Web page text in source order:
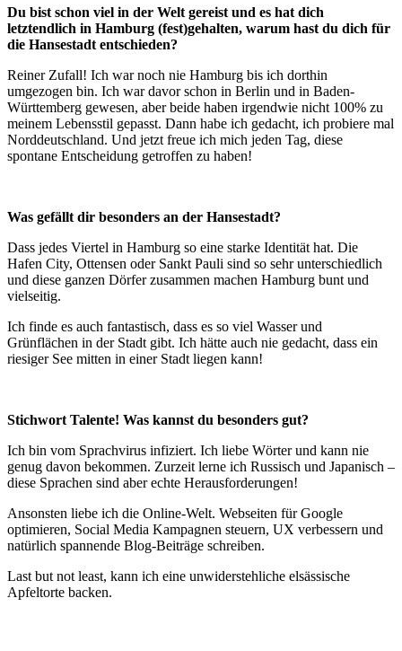
Du bist schon viel in der Welt gereist und es hat dich
letztendlich in Hamburg (fest)gehalten, warum hast du dich für
die Hansestadt entschieden?
Reiner Zufall! Ich war noch nie Hamburg bis ich dorthin
umgezogen bin. Ich war davor schon in Berlin und in Baden-
Württemberg gewesen, aber beide haben irgendwie nicht 100% zu
meinem Lebensstil gepasst. Dann habe ich gedacht, ich probiere mal
Norddeutschland. Und jetzt freue ich mich jeden Tag, diese
spontane Entscheidung getroffen zu haben!
Was gefällt dir besonders an der Hansestadt?
Dass jedes Viertel in Hamburg so eine starke Identität hat. Die
Hafen City, Ottensen oder Sankt Pauli sind so sehr unterschiedlich
und diese ganzen Dörfer zusammen machen Hamburg bunt und
vielseitig.
Ich finde es auch fantastisch, dass es so viel Wasser und
Grünflächen in der Stadt gibt. Ich hätte auch nie gedacht, dass ein
riesiger See mitten in einer Stadt liegen kann!
Stichwort Talente! Was kannst du besonders gut?
Ich bin vom Sprachvirus infiziert. Ich liebe Wörter und kann nie
genug davon bekommen. Zurzeit lerne ich Russisch und Japanisch –
diese Sprachen sind aber echte Herausforderungen!
Ansonsten liebe ich die Online-Welt. Webseiten für Google
optimieren, Social Media Kampagnen steuern, UX verbessern und
natürlich spannende Blog-Beiträge schreiben.
Last but not least, kann ich eine unwiderstehliche elsässische
Apfeltorte backen.